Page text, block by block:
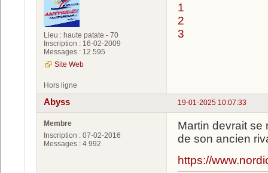
Lieu : haute patate - 70
Inscription : 16-02-2009
Messages : 12 595
Site Web
1
2
3
Hors ligne
19-01-2025 10:07:33
Abyss
Membre
Inscription : 07-02-2016
Messages : 4 992
Martin devrait se
de son ancien
https://